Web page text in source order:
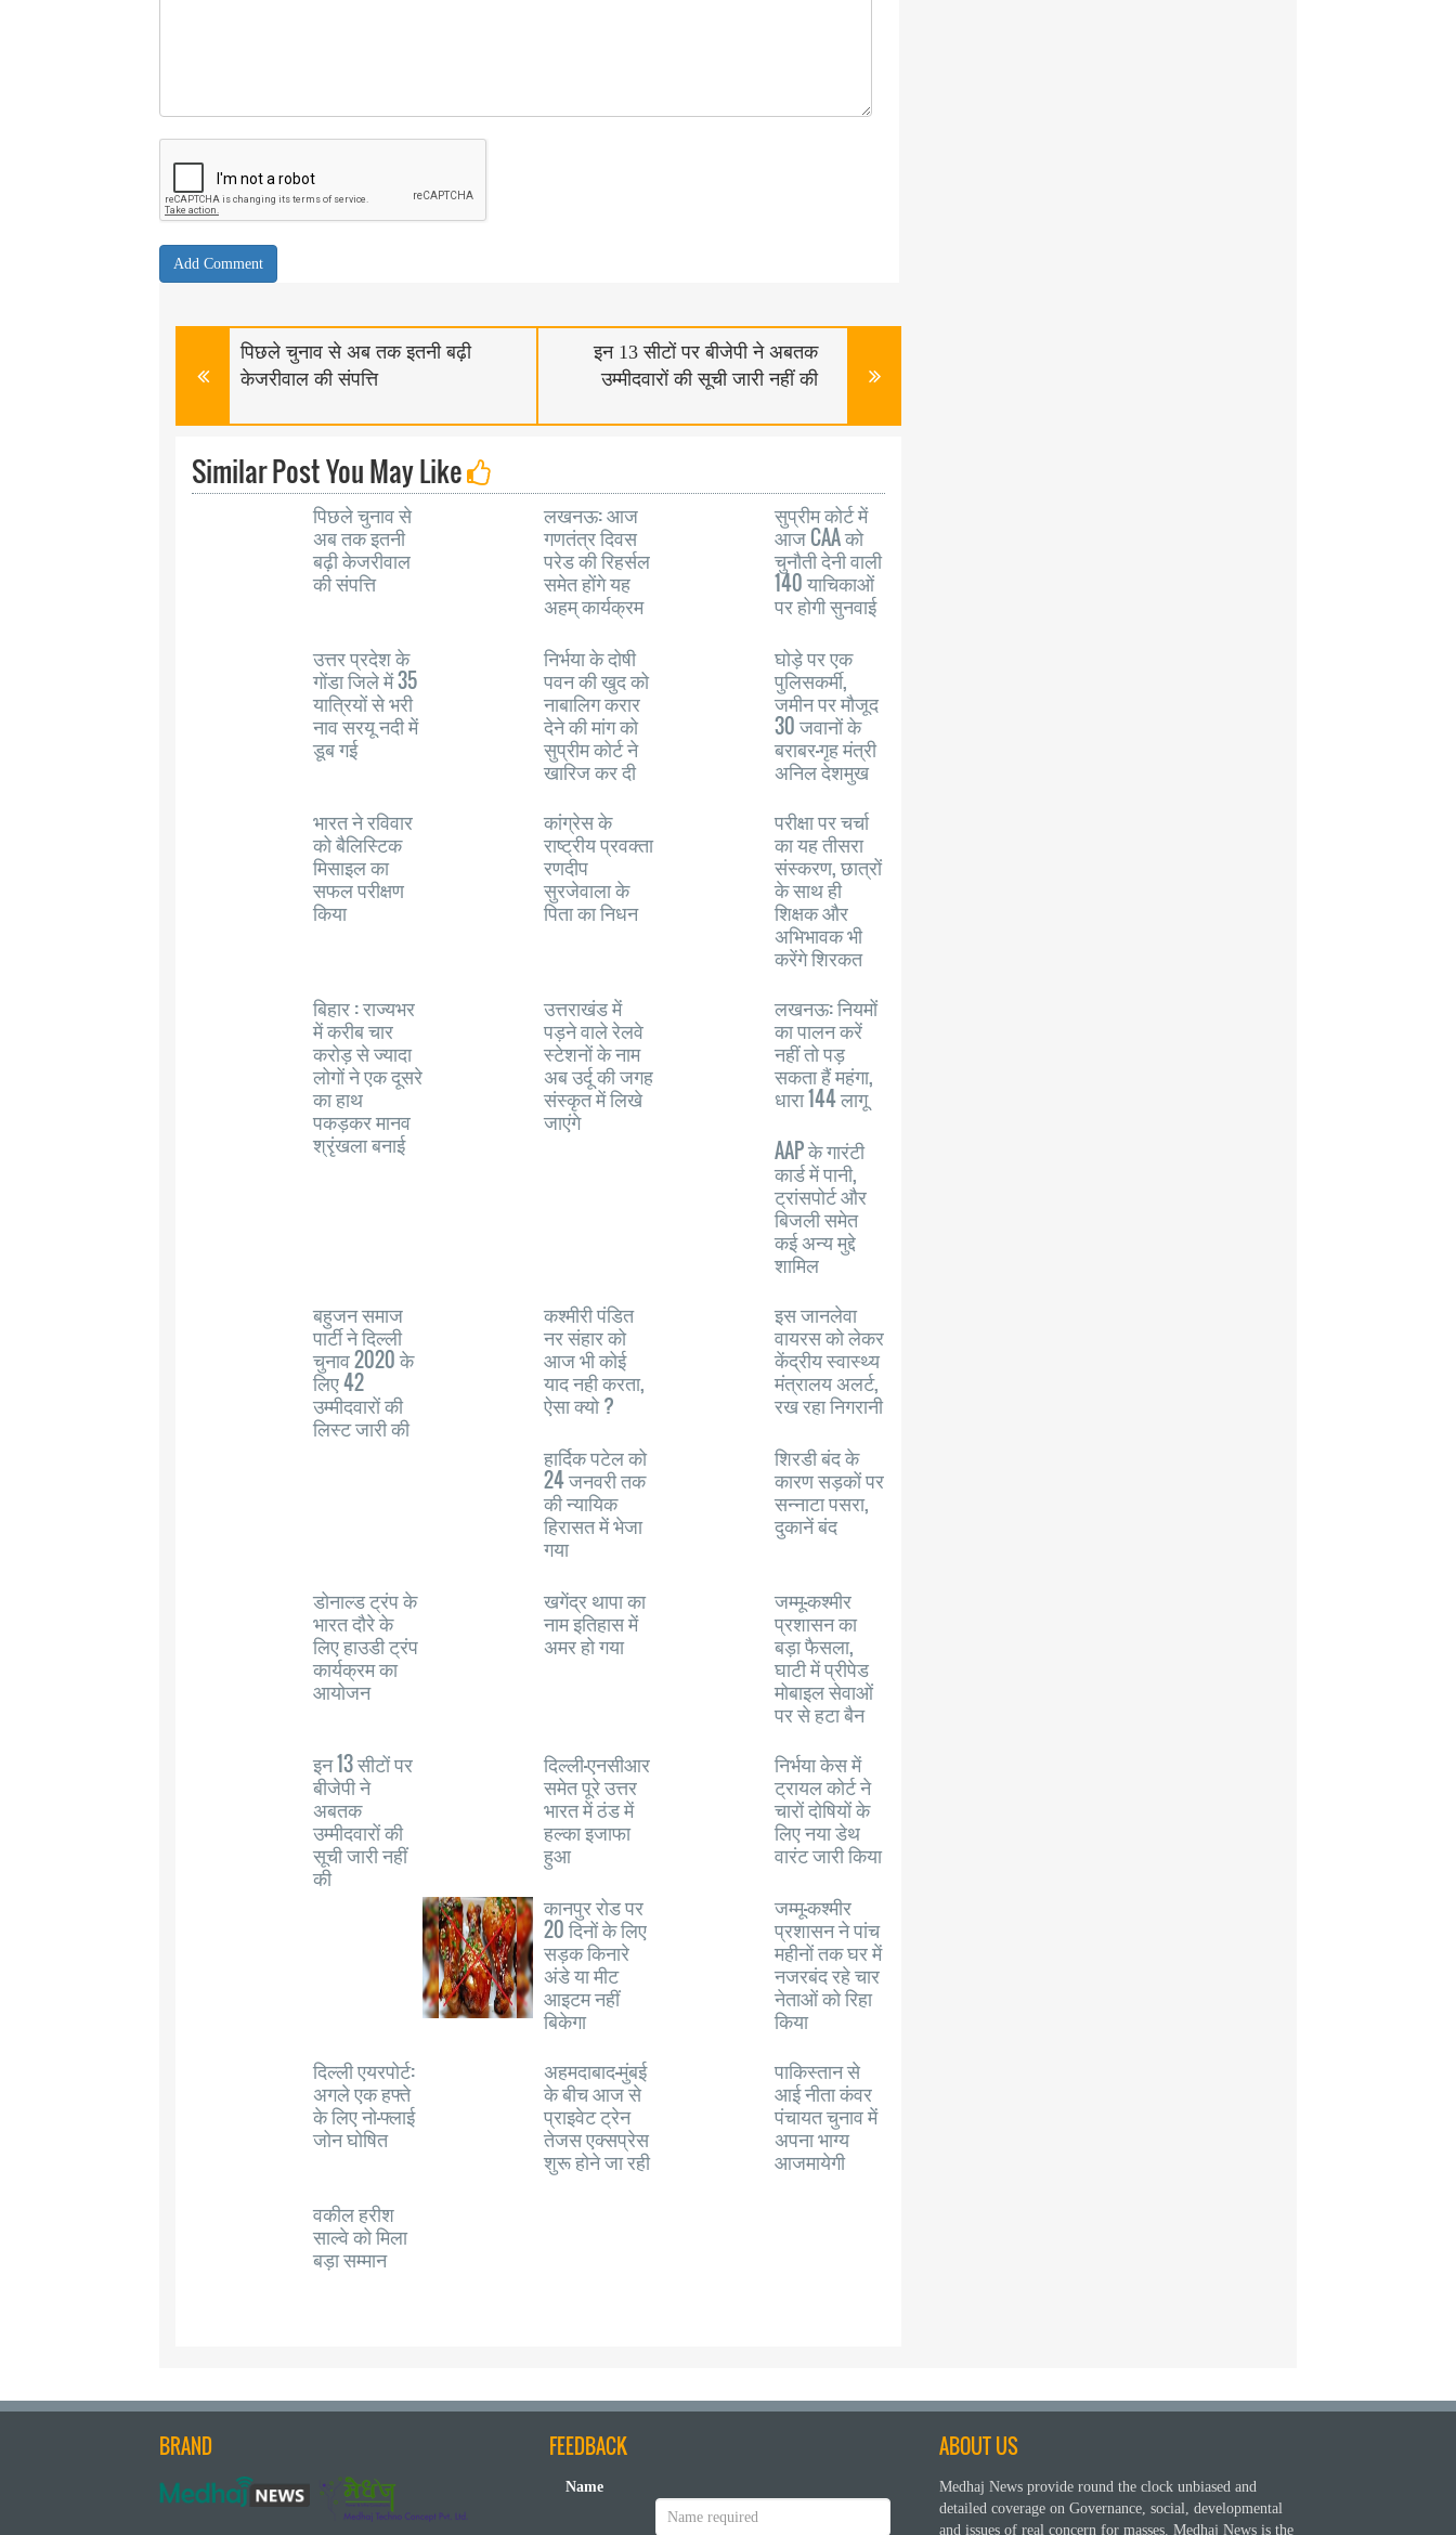
पिछले चुनाव से अब तक इतनी बढ़ी
केजरीवाल की संपत्ति
इन 13 सीटों पर बीजेपी ने अबतक
उम्मीदवारों की सूची जारी नहीं की
Similar Post You May Like
पिछले चुनाव से
अब तक इतनी
बढ़ी केजरीवाल
की संपत्ति
लखनऊ: आज
गणतंत्र दिवस
परेड की रिहर्सल
समेत होंगे यह
अहम् कार्यक्रम
सुप्रीम कोर्ट में
आज CAA को
चुनौती देनी वाली
140 याचिकाओं
पर होगी सुनवाई
उत्तर प्रदेश के
गोंडा जिले में 35
यात्रियों से भरी
नाव सरयू नदी में
डूब गई
निर्भया के दोषी
पवन की खुद को
नाबालिग करार
देने की मांग को
सुप्रीम कोर्ट ने
खारिज कर दी
घोड़े पर एक
पुलिसकर्मी,
जमीन पर मौजूद
30 जवानों के
बराबर-गृह मंत्री
अनिल देशमुख
भारत ने रविवार
को बैलिस्टिक
मिसाइल का
सफल परीक्षण
किया
कांग्रेस के
राष्ट्रीय प्रवक्ता
रणदीप
सुरजेवाला के
पिता का निधन
परीक्षा पर चर्चा
का यह तीसरा
संस्करण, छात्रों
के साथ ही
शिक्षक और
अभिभावक भी
करेंगे शिरकत
बिहार : राज्यभर
में करीब चार
करोड़ से ज्यादा
लोगों ने एक दूसरे
का हाथ
पकड़कर मानव
श्रृंखला बनाई
उत्तराखंड में
पड़ने वाले रेलवे
स्टेशनों के नाम
अब उर्दू की जगह
संस्कृत में लिखे
जाएंगे
लखनऊ: नियमों
का पालन करें
नहीं तो पड़
सकता हैं महंगा,
धारा 144 लागू
AAP के गारंटी
कार्ड में पानी,
ट्रांसपोर्ट और
बिजली समेत
कई अन्य मुद्दे
शामिल
बहुजन समाज
पार्टी ने दिल्ली
चुनाव 2020 के
लिए 42
उम्मीदवारों की
लिस्ट जारी की
कश्मीरी पंडित
नर संहार को
आज भी कोई
याद नही करता,
ऐसा क्यो ?
इस जानलेवा
वायरस को लेकर
केंद्रीय स्वास्थ्य
मंत्रालय अलर्ट,
रख रहा निगरानी
हार्दिक पटेल को
24 जनवरी तक
की न्यायिक
हिरासत में भेजा
गया
शिरडी बंद के
कारण सड़कों पर
सन्नाटा पसरा,
दुकानें बंद
डोनाल्ड ट्रंप के
भारत दौरे के
लिए हाउडी ट्रंप
कार्यक्रम का
आयोजन
खगेंद्र थापा का
नाम इतिहास में
अमर हो गया
जम्मू-कश्मीर
प्रशासन का
बड़ा फैसला,
घाटी में प्रीपेड
मोबाइल सेवाओं
पर से हटा बैन
इन 13 सीटों पर
बीजेपी ने
अबतक
उम्मीदवारों की
सूची जारी नहीं
की
दिल्ली-एनसीआर
समेत पूरे उत्तर
भारत में ठंड में
हल्का इजाफा
हुआ
निर्भया केस में
ट्रायल कोर्ट ने
चारों दोषियों के
लिए नया डेथ
वारंट जारी किया
कानपुर रोड पर
20 दिनों के लिए
सड़क किनारे
अंडे या मीट
आइटम नहीं
बिकेगा
जम्मू-कश्मीर
प्रशासन ने पांच
महीनों तक घर में
नजरबंद रहे चार
नेताओं को रिहा
किया
दिल्ली एयरपोर्ट:
अगले एक हफ्ते
के लिए नो-फ्लाई
जोन घोषित
अहमदाबाद-मुंबई
के बीच आज से
प्राइवेट ट्रेन
तेजस एक्सप्रेस
शुरू होने जा रही
पाकिस्तान से
आई नीता कंवर
पंचायत चुनाव में
अपना भाग्य
आजमायेगी
वकील हरीश
साल्वे को मिला
बड़ा सम्मान
BRAND FEEDBACK
Name
ABOUT US
Medhaj News provide round the clock unbiased and
detailed coverage on Governance, social, developmental
and issues of real concern for masses. Medhaj News is the